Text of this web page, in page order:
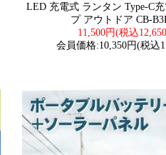
LED 充電式 ランタン Type-C
プ アウトドア CB-
11,500円(税込
会員価格:10,350円(税込